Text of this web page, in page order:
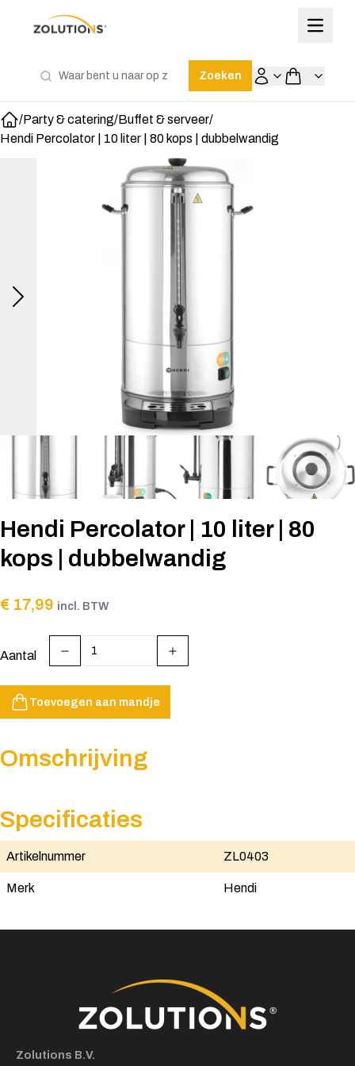
Zoeken
Home
/Party & catering/Buffet & serveer/
Hendi Percolator | 10 liter | 80 kops | dubbelwandig
Hendi Percolator | 10 liter | 80
kops | dubbelwandig
€ 17,99 incl. BTW
Aantal
Toevoegen aan mandje
Omschrijving
Specificaties
Artikelnummer ZL0403
Merk Hendi
Zolutions B.V.